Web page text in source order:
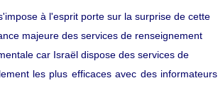
à l'esprit porte sur la surprise de cette
majeure des services de renseignement
car Israël dispose des services de
les plus efficaces avec des informateurs